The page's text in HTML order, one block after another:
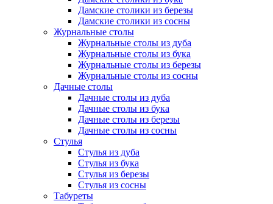
Дамские столики из березы
Дамские столики из сосны
Журнальные столы
Журнальные столы из дуба
Журнальные столы из бука
Журнальные столы из березы
Журнальные столы из сосны
Дачные столы
Дачные столы из дуба
Дачные столы из бука
Дачные столы из березы
Дачные столы из сосны
Стулья
Стулья из дуба
Стулья из бука
Стулья из березы
Стулья из сосны
Табуреты